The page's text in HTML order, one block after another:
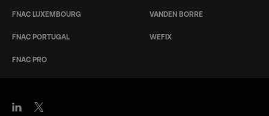
FNAC LUXEMBOURG
FNAC PORTUGAL
FNAC PRO
VANDEN BORRE
WEFIX